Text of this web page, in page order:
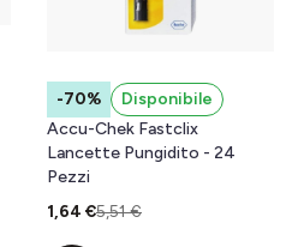
-70%
Disponibile
Accu-Chek Fastclix
Lancette Pungidito - 24
Pezzi
1,64 €5,51 €